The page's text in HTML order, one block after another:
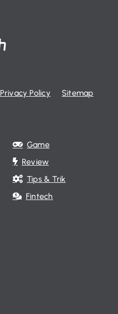
Privacy Policy
Sitemap
Game
Review
Tips & Trik
Fintech